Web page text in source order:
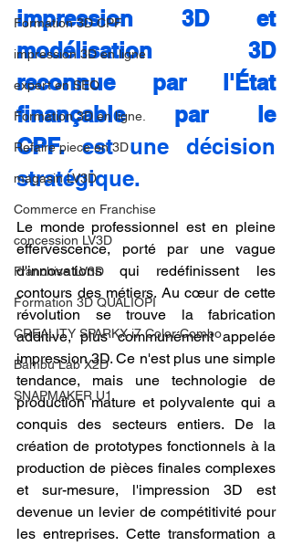
Formation 3D CPF
impression 3D en ligne
expert en SEO
Formation 3D en ligne.
Refaire piece en 3D
magasin LV3D
Commerce en Franchise
concession LV3D
Franchise LV3D
Formation 3D QUALIOPI
CREALITY SPARKX i7 Color Combo
Bambu Lab X2D
SNAPMAKER U1
impression 3D et
modélisation 3D
reconnue par l'État
finançable par le
CPF. est une décision
stratégique.
Le monde professionnel est en pleine
effervescence, porté par une vague
d'innovations qui redéfinissent les
contours des métiers. Au cœur de cette
révolution se trouve la fabrication
additive, plus communément appelée
impression 3D. Ce n'est plus une simple
tendance, mais une technologie de
production mature et polyvalente qui a
conquis des secteurs entiers. De la
création de prototypes fonctionnels à la
production de pièces finales complexes
et sur-mesure, l'impression 3D est
devenue un levier de compétitivité pour
les entreprises. Cette transformation a